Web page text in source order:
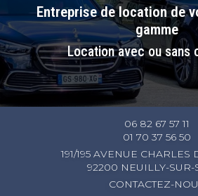
Entreprise de location de
gamme
Location avec ou sans
06 82 67 57 11
01 70 37 56 50
191/195 AVENUE CHARLES
92200 NEUILLY-SUR-
CONTACTEZ-